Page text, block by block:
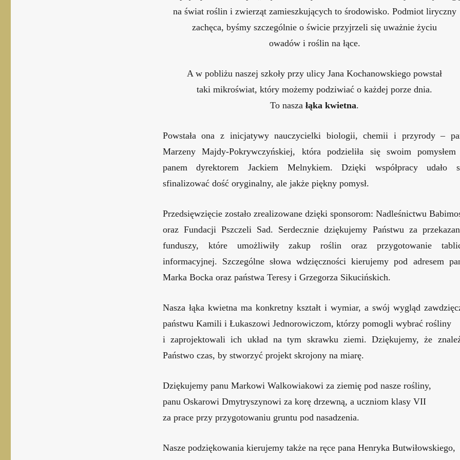
na świat roślin i zwierząt zamieszkujących to środowisko. Podmiot liryczny
zachęca, byśmy szczególnie o świcie przyjrzeli się uważnie życiu
owadów i roślin na łące.
A w pobliżu naszej szkoły przy ulicy Jana Kochanowskiego powstał
taki mikroświat, który możemy podziwiać o każdej porze dnia.
To naszałąka kwietna.
Powstała ona z inicjatywy nauczycielki biologii, chemii i przyrody –
Marzeny Majdy-Pokrywczyńskiej, która podzieliła się swoim
panem dyrektorem Jackiem Melnykiem. Dzięki współpracy udało
sfinalizować dość oryginalny, ale jakże piękny pomysł.
Przedsięwzięcie zostało zrealizowane dzięki sponsorom: Nadleśnictwu
oraz Fundacji Pszczeli Sad. Serdecznie dziękujemy Państwu za
funduszy, które umożliwiły zakup roślin oraz przygotowanie
informacyjnej. Szczególne słowa wdzięczności kierujemy pod adresem
Marka Bocka oraz państwa Teresy i Grzegorza Sikucińskich.
Nasza łąka kwietna ma konkretny kształt i wymiar, a swój wygląd
państwu Kamili i Łukaszowi Jednorowiczom, którzy pomogli wybrać rośliny
i zaprojektowali ich układ na tym skrawku ziemi. Dziękujemy, że
Państwo czas, by stworzyć projekt skrojony na miarę.
Dziękujemy panu Markowi Walkowiakowi za ziemię pod nasze rośliny,
panu Oskarowi Dmytryszynowi za korę drzewną, a uczniom klasy VII
za prace przy przygotowaniu gruntu pod nasadzenia.
Nasze podziękowania kierujemy także na ręce pana Henryka Butwiłowskiego,